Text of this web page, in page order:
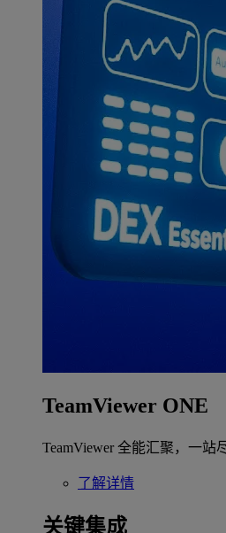
TeamViewer ONE
TeamViewer 全能汇聚，一站
了解详情
关键集成